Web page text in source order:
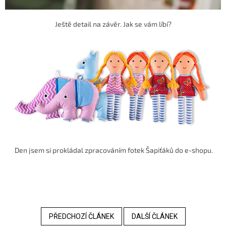
Ještě detail na závěr. Jak se vám líbí?
Den jsem si prokládal zpracováním fotek Šapiťáků do e-shopu.
PŘEDCHOZÍ ČLÁNEK DALŠÍ ČLÁNEK